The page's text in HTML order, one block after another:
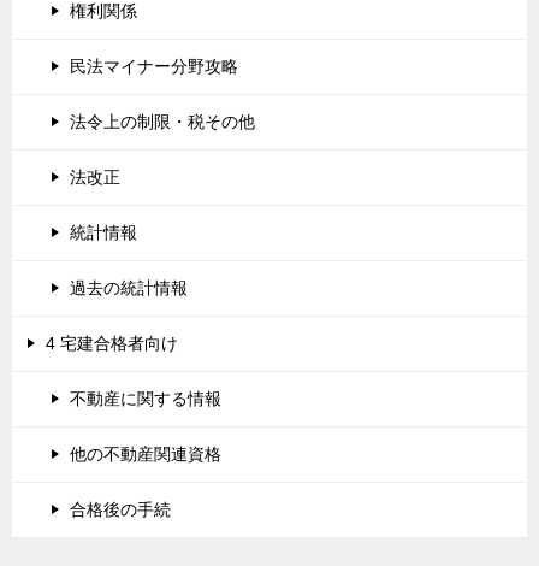
権利関係
民法マイナー分野攻略
法令上の制限・税その他
法改正
統計情報
過去の統計情報
4 宅建合格者向け
不動産に関する情報
他の不動産関連資格
合格後の手続